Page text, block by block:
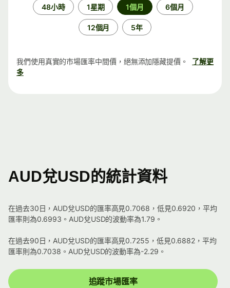
48小時 1星期 1個月 6個月
12個月 5年
我們使用真實的市場匯率中間價，絕無添加隱藏提價。
了解更
多
AUD兌USD的統計資料
在過去30日，AUD兌USD的匯率高見0.7068，低見0.6920，平均
匯率則為0.6993。AUD兌USD的波動率為1.79。
在過去90日，AUD兌USD的匯率高見0.7255，低見0.6882，平均
匯率則為0.7038。AUD兌USD的波動率為-2.29。
追蹤市場匯率